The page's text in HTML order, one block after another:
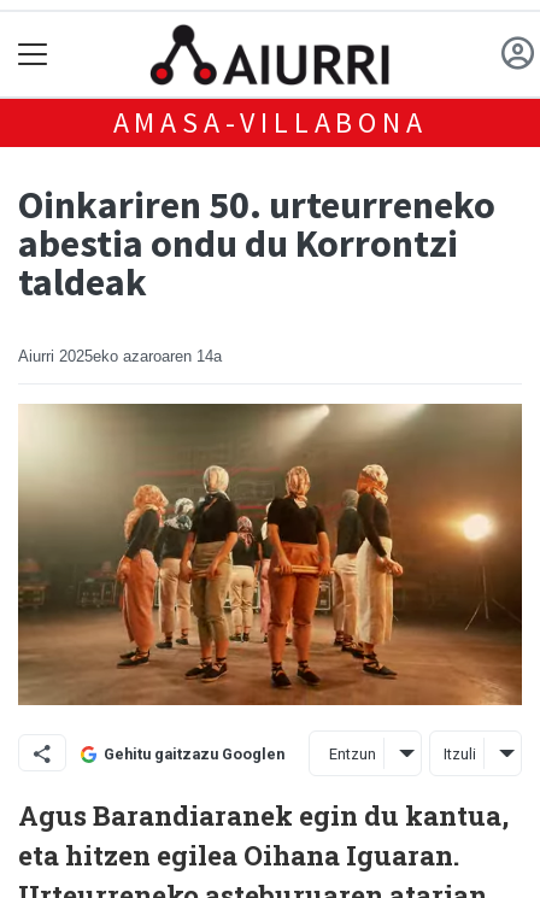
AMASA-VILLABONA
Oinkariren 50. urteurreneko
abestia ondu du Korrontzi
taldeak
Aiurri 2025eko azaroaren 14a
Gehitu gaitzazu Googlen Entzun Itzuli
Agus Barandiaranek egin du kantua,
eta hitzen egilea Oihana Iguaran.